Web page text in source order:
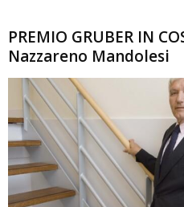
PREMIO GRUBER IN
Nazzareno Mandolesi